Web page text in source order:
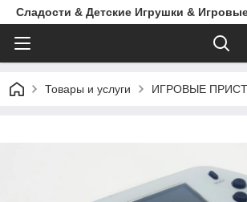
Сладости & Детские Игрушки &
Товары и услуги ИГРОВЫЕ